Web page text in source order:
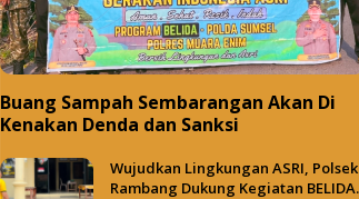
Buang Sampah Sembarangan Akan Di
Kenakan Denda dan Sanksi
Wujudkan Lingkungan ASRI, Polsek
Rambang Dukung Kegiatan BELIDA